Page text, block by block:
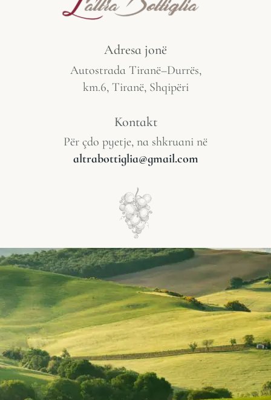
Adresa jonë
Autostrada Tiranë–Durrës,
km.6, Tiranë, Shqipëri
Kontakt
Për çdo pyetje, na shkruani në
altrabottiglia@gmail.com